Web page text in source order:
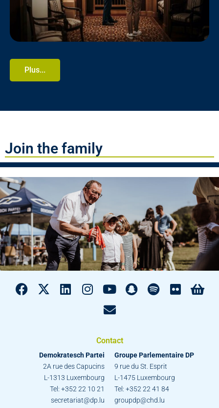
Plus...
Join the family
Contact
Demokratesch Partei
2A rue des Capucins
L-1313 Luxembourg
Tel: +352 22 10 21
secretariat@dp.lu
Groupe Parlementaire DP
9 rue du St. Esprit
L-1475 Luxembourg
Tel: +352 22 41 84
groupdp@chd.lu